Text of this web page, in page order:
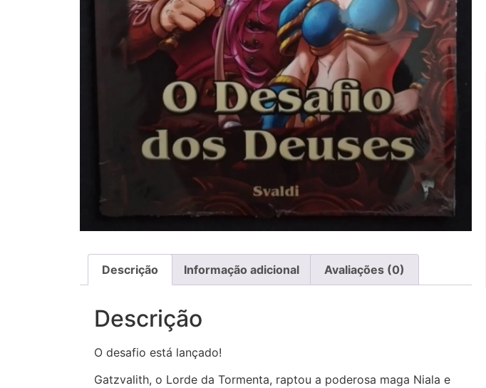
Descrição Informação adicional Avaliações (0)
Descrição
O desafio está lançado!
Gatzvalith, o Lorde da Tormenta, raptou a poderosa maga Niala e